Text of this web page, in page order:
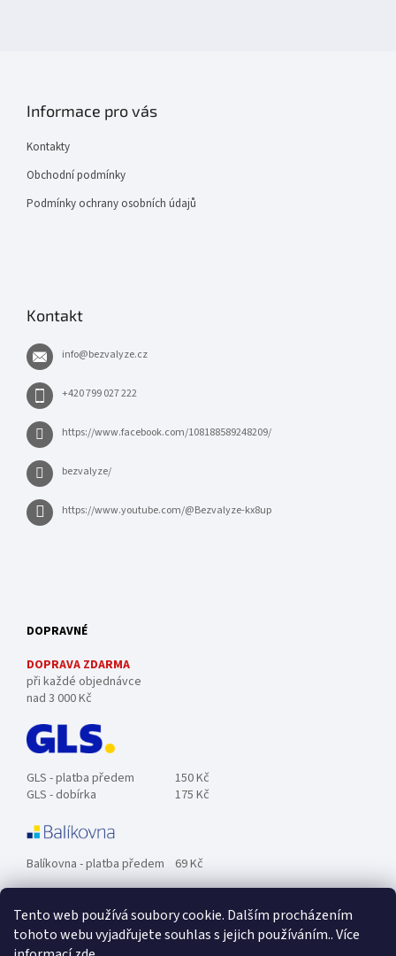
Tento web používá soubory cookie. Dalším procházením
tohoto webu vyjadřujete souhlas s jejich používáním.. Více
Informace pro vás
Kontakty
Obchodní podmínky
Podmínky ochrany osobních údajů
Kontakt
info@bezvalyze.cz
+420 799 027 222
https://www.facebook.com/108188589248209/
bezvalyze/
https://www.youtube.com/@Bezvalyze-kx8up
DOPRAVNÉ
DOPRAVA ZDARMA
při každé objednávce
nad 3 000 Kč
GLS - platba předem
150 Kč
GLS - dobírka
175 Kč
Balíkovna - platba předem 69 Kč
Zásilkovna - platba předem 89 Kč